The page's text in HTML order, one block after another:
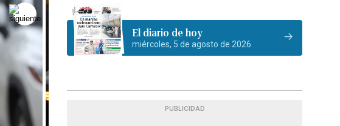
El diario de hoy
miércoles, 5 de agosto de 2026
PUBLICIDAD